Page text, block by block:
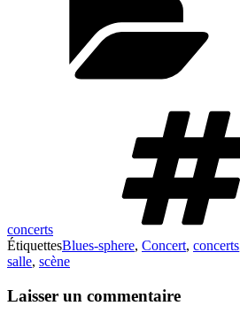
concerts
ÉtiquettesBlues-sphere, Concert, concerts
salle, scène
Laisser un commentaire